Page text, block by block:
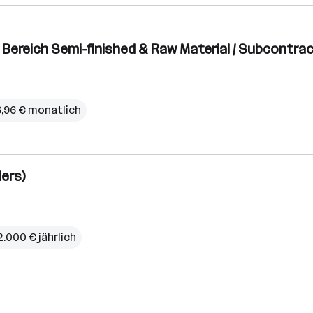
Semi-finished & Raw Material /
€ monatlich
€ jährlich